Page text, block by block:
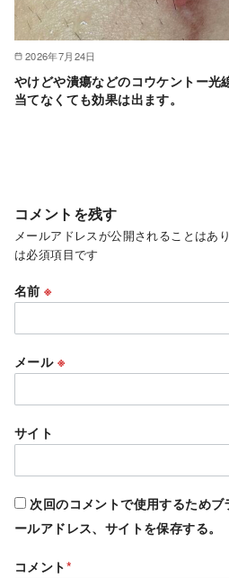
2026年7月24日
やけどや潰瘍などのコウケントー光
当てなくても効果は出ます。
コメントを残す
メールアドレスが公開されることはあり
は必須項目です
名前※
メール ※
サイト
次回のコメントで使用するため
ールアドレス、サイトを保存する。
コメント*